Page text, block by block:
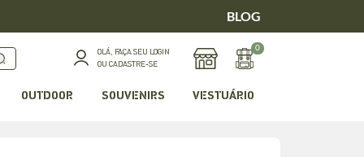
BLOG
OLÁ, FAÇA SEU LOGIN
OU CADASTRE-SE
0
OUTDOOR SOUVENIRS VESTUÁRIO